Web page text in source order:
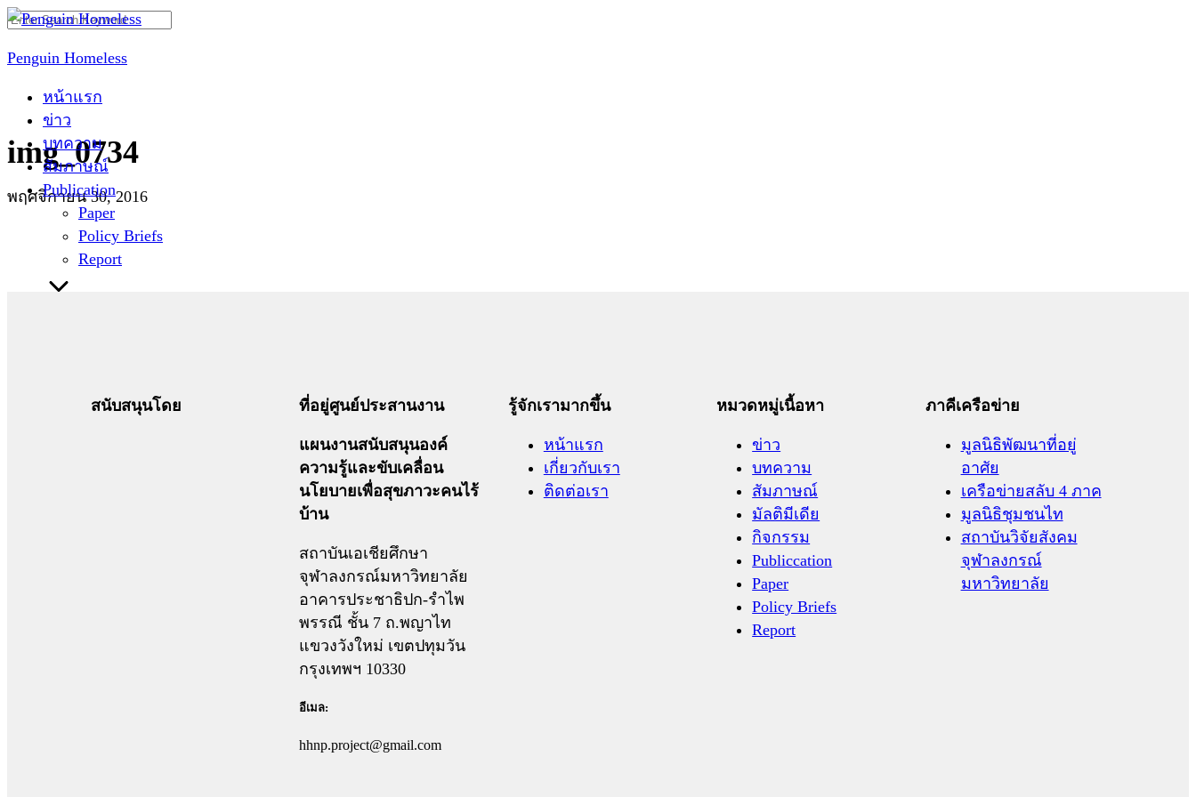
Skip
content
Penguin Homeless
หน้าแรก
ข่าว
บทความ
สัมภาษณ์
Publication
Paper
Policy Briefs
Report
Search
img_0734
พฤศจิกายน 30, 2016
สนับสนุนโดย ที่อยู่ศูนย์ประสานงาน
แผนงานสนับสนุนองค์
ความรู้และขับเคลื่อน
นโยบายเพื่อสุขภาวะคนไร้
บ้าน
สถาบันเอเชียศึกษา
จุฬาลงกรณ์มหาวิทยาลัย
อาคารประชาธิปก-รำไพ
พรรณี ชั้น 7 ถ.พญาไท
แขวงวังใหม่ เขตปทุมวัน
กรุงเทพฯ 10330
อีเมล:
hhnp.project@gmail.com
รู้จักเรามากขึ้น
หน้าแรก
เกี่ยวกับเรา
ติดต่อเรา
หมวดหมู่เนื้อหา
ข่าว
บทความ
สัมภาษณ์
มัลติมีเดีย
กิจกรรม
Publiccation
Paper
Policy Briefs
Report
ภาคีเครือข่าย
มูลนิธิพัฒนาที่อยู่
อาศัย
เครือข่ายสลับ 4 ภาค
มูลนิธิชุมชนไท
สถาบันวิจัยสังคม
จุฬาลงกรณ์
มหาวิทยาลัย